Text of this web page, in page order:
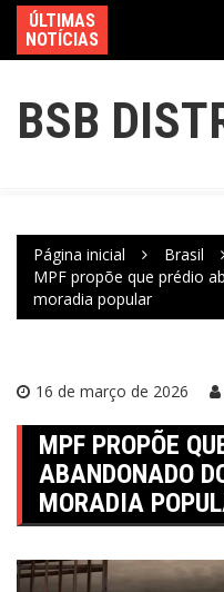
ÚLTIMAS
NOTÍCIAS
BSB
Página inicial
Brasil
MPF propõe que prédio
moradia popular
16 de março de 2026
MPF PROPÕE
ABANDONADO
MORADIA